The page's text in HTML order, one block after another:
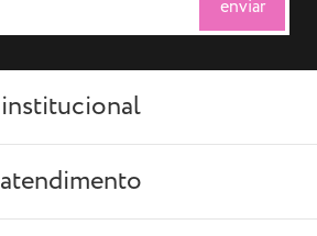
institucional
atendimento